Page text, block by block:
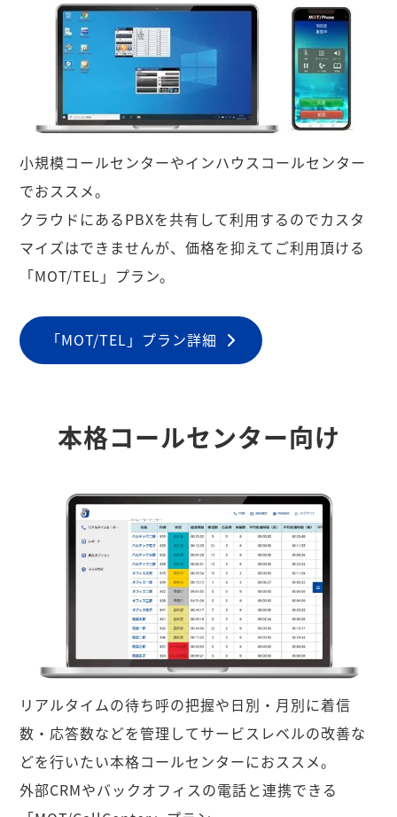
小規模コールセンターやインハウスコールセンター
でおススメ。
クラウドにあるPBXを共有して利用するのでカスタ
マイズはできませんが、価格を抑えてご利用頂ける
「MOT/TEL」プラン。
「MOT/TEL」プラン詳細
本格コールセンター向け
リアルタイムの待ち呼の把握や日別・月別に着信
数・応答数などを管理してサービスレベルの改善な
どを行いたい本格コールセンターにおススメ。
外部CRMやバックオフィスの電話と連携できる